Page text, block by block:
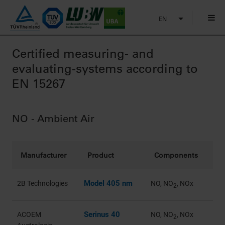
EN
Certified measuring- and
evaluating-systems according to
EN 15267
NO - Ambient Air
Manufacturer Product Components
2B Technologies Model 405 nm NO, NO2, NOx
ACOEM
Serinus 40 NO, NO2, NOx